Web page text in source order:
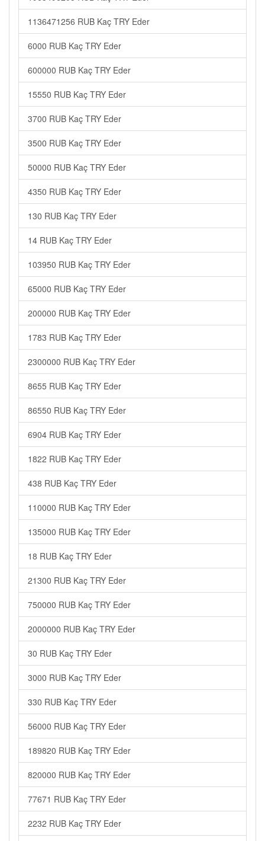
1136471256 RUB Kaç TRY Eder
6000 RUB Kaç TRY Eder
600000 RUB Kaç TRY Eder
15550 RUB Kaç TRY Eder
3700 RUB Kaç TRY Eder
3500 RUB Kaç TRY Eder
50000 RUB Kaç TRY Eder
4350 RUB Kaç TRY Eder
130 RUB Kaç TRY Eder
14 RUB Kaç TRY Eder
103950 RUB Kaç TRY Eder
65000 RUB Kaç TRY Eder
200000 RUB Kaç TRY Eder
1783 RUB Kaç TRY Eder
2300000 RUB Kaç TRY Eder
8655 RUB Kaç TRY Eder
86550 RUB Kaç TRY Eder
6904 RUB Kaç TRY Eder
1822 RUB Kaç TRY Eder
438 RUB Kaç TRY Eder
110000 RUB Kaç TRY Eder
135000 RUB Kaç TRY Eder
18 RUB Kaç TRY Eder
21300 RUB Kaç TRY Eder
750000 RUB Kaç TRY Eder
2000000 RUB Kaç TRY Eder
30 RUB Kaç TRY Eder
3000 RUB Kaç TRY Eder
330 RUB Kaç TRY Eder
56000 RUB Kaç TRY Eder
189820 RUB Kaç TRY Eder
820000 RUB Kaç TRY Eder
77671 RUB Kaç TRY Eder
2232 RUB Kaç TRY Eder